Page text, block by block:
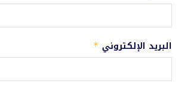
البريد الإلكتروني *